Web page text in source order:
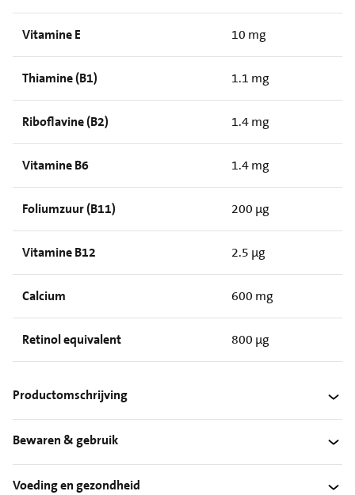
Vitamine E 10 mg
Thiamine (B1) 1.1 mg
Riboflavine (B2) 1.4 mg
Vitamine B6 1.4 mg
Foliumzuur (B11) 200 µg
Vitamine B12 2.5 µg
Calcium 600 mg
Retinol equivalent 800 µg
Productomschrijving
Bewaren & gebruik
Voeding en gezondheid